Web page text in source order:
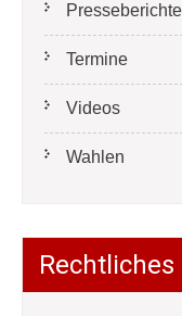
Presseberichte
Termine
Videos
Wahlen
Rechtliches